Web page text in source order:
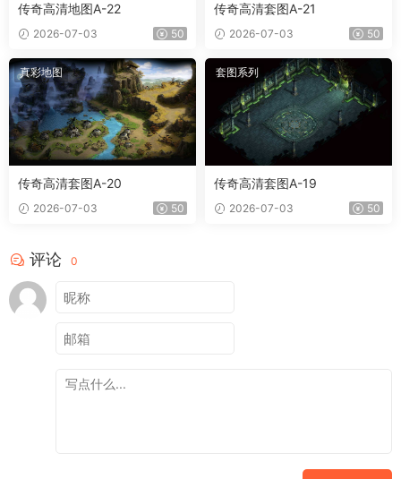
传奇高清地图A-22
2026-07-03 50
传奇高清套图A-21
2026-07-03 50
真彩地图
传奇高清套图A-20
2026-07-03 50
套图系列
传奇高清套图A-19
2026-07-03 50
评论 0